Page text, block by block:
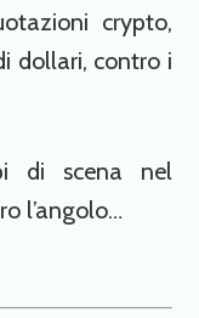
crypto,
dollari, contro i
di scena nel
l’angolo…